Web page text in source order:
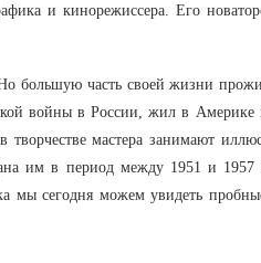
и кинорежиссера. Его
большую часть своей жизни
войны в России, жил в
творчестве мастера занимают
им в период между 1951 и
мы сегодня можем увидеть